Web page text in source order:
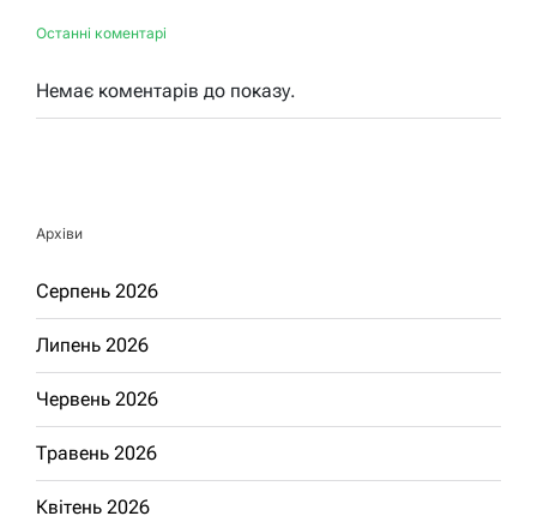
Останні коментарі
Немає коментарів до показу.
Архіви
Серпень 2026
Липень 2026
Червень 2026
Травень 2026
Квітень 2026